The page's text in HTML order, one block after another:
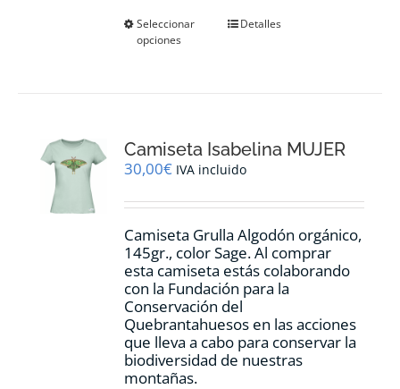
Seleccionar
opciones
Este
se
pueden
en
página
de
producto
Detalles
Camiseta Isabelina MUJER
30,00€ IVA incluido
Camiseta Grulla Algodón orgánico,
145gr., color Sage. Al comprar
esta camiseta estás colaborando
con la Fundación para la
Conservación del
Quebrantahuesos en las acciones
que lleva a cabo para conservar la
biodiversidad de nuestras
montañas.